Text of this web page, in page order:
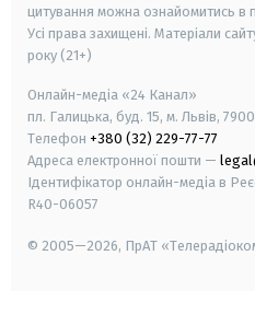
цитування можна ознайомитись в
Усі права захищені. Матеріали
року (21+)
Онлайн-медіа «24 Канал»
пл. Галицька, буд. 15, м. Львів,
Телефон +380 (32) 229-77-77
Адреса електронної пошти —
Ідентифікатор онлайн-медіа в
R40-06057
© 2005—2026, ПрАТ